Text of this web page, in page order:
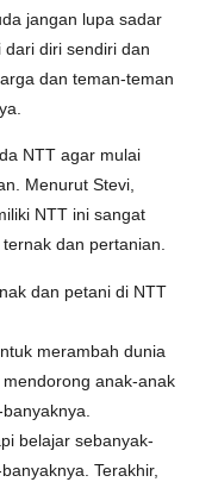
jangan lupa sadar
diri sendiri dan
dan teman-teman
NTT agar mulai
Menurut Stevi,
NTT ini sangat
dan pertanian.
dan petani di NTT
merambah dunia
anak-anak
belajar sebanyak-
Terakhir,